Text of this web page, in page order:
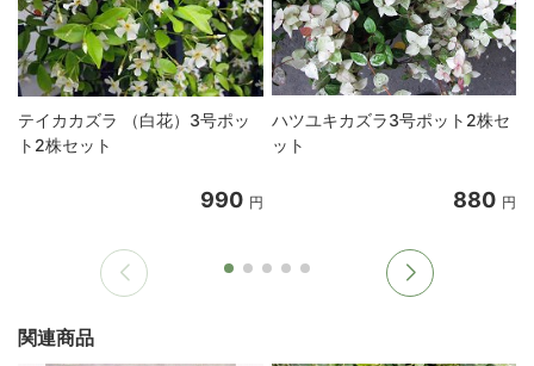
テイカカズラ （白花）3号ポッ
ト2株セット
990 円
ハツユキカズラ3号ポット2株セ
ット
880 円
関連商品